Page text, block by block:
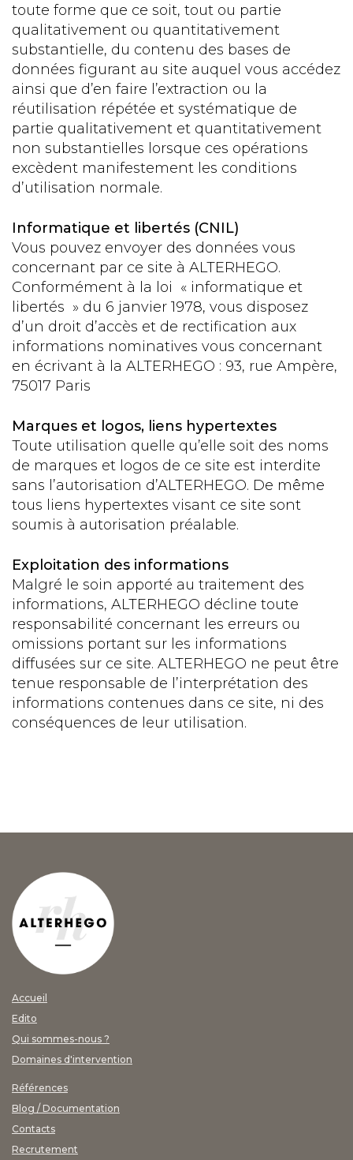
toute forme que ce soit, tout ou partie
qualitativement ou quantitativement
substantielle, du contenu des bases de
données figurant au site auquel vous accédez
ainsi que d’en faire l’extraction ou la
réutilisation répétée et systématique de
partie qualitativement et quantitativement
non substantielles lorsque ces opérations
excèdent manifestement les conditions
d’utilisation normale.
Informatique et libertés (CNIL)
Vous pouvez envoyer des données vous
concernant par ce site à ALTERHEGO.
Conformément à la loi « informatique et
libertés » du 6 janvier 1978, vous disposez
d’un droit d’accès et de rectification aux
informations nominatives vous concernant
en écrivant à la ALTERHEGO : 93, rue Ampère,
75017 Paris
Marques et logos, liens hypertextes
Toute utilisation quelle qu’elle soit des noms
de marques et logos de ce site est interdite
sans l’autorisation d’ALTERHEGO. De même
tous liens hypertextes visant ce site sont
soumis à autorisation préalable.
Exploitation des informations
Malgré le soin apporté au traitement des
informations, ALTERHEGO décline toute
responsabilité concernant les erreurs ou
omissions portant sur les informations
diffusées sur ce site. ALTERHEGO ne peut être
tenue responsable de l’interprétation des
informations contenues dans ce site, ni des
conséquences de leur utilisation.
Accueil
Edito
Qui sommes-nous ?
Domaines d'intervention
Références
Blog / Documentation
Contacts
Recrutement